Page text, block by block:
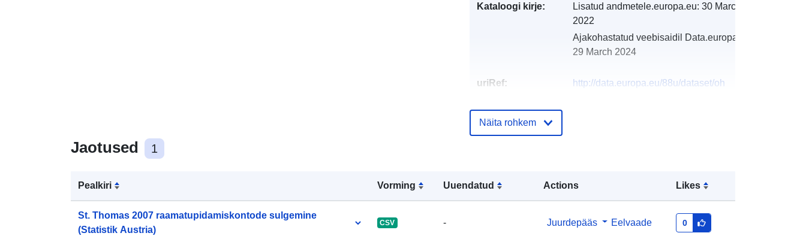
Jaotused 1
Pealkiri Vorming Uuendatud Actions Likes
St. Thomas 2007 raamatupidamiskontode sulgemine
(Statistik Austria)
CSV - Juurdepääs Eelvaade 0
Kataloogi kirje: Lisatud andmetele.europa.eu: 30 March
2022
Ajakohastatud veebisaidil Data.europa.eu:
29 March 2024
uriRef:
http://data.europa.eu/88u/dataset/oh
Näita rohkem